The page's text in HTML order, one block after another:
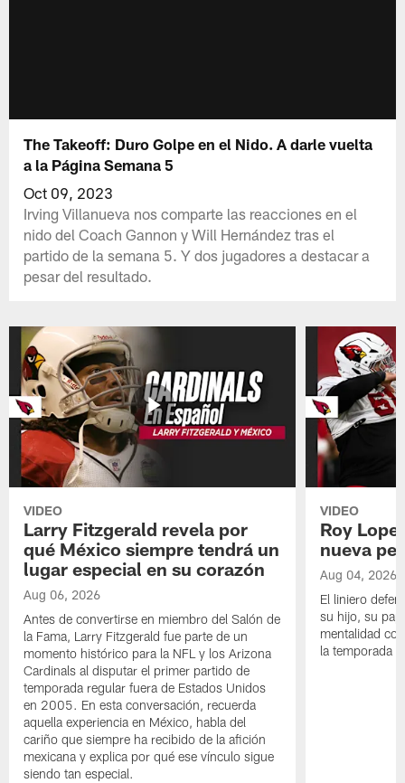
The Takeoff: Duro Golpe en el Nido. A darle vuelta
a la Página Semana 5
Oct 09, 2023
Irving Villanueva nos comparte las reacciones en el
nido del Coach Gannon y Will Hernández tras el
partido de la semana 5. Y dos jugadores a destacar a
pesar del resultado.
VIDEO
Larry Fitzgerald revela por
qué México siempre tendrá un
lugar especial en su corazón
Aug 06, 2026
Antes de convertirse en miembro del Salón de
la Fama, Larry Fitzgerald fue parte de un
momento histórico para la NFL y los Arizona
Cardinals al disputar el primer partido de
temporada regular fuera de Estados Unidos
en 2005. En esta conversación, recuerda
aquella experiencia en México, habla del
cariño que siempre ha recibido de la afición
mexicana y explica por qué ese vínculo sigue
siendo tan especial.
VIDEO
Roy
nueva
Aug 04, 2026
El liniero
su hijo, su
mentalidad
la temporada